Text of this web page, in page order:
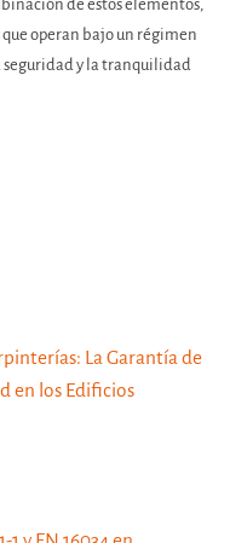
de estos elementos,
operan bajo un régimen
y la tranquilidad
La Garantía de
en los Edificios